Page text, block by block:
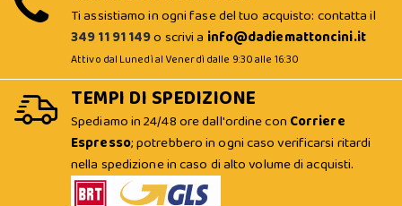
Ti assistiamo in ogni fase del tuo acquisto: contatta il
349 11 91 149o scrivi a info@dadiemattoncini.it
Attivo dal Lunedì al Venerdì dalle 9:30 alle 16:30
TEMPI DI SPEDIZIONE
Spediamo in 24/48 ore dall'ordine con Corriere
Espresso; potrebbero in ogni caso verificarsi ritardi
nella spedizione in caso di alto volume di acquisti.